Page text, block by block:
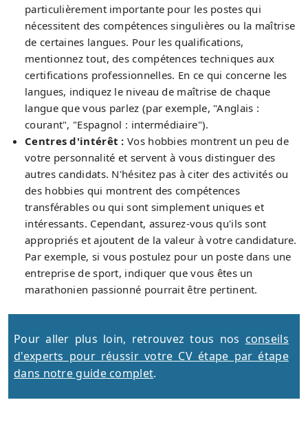
particulièrement importante pour les postes qui
nécessitent des compétences singulières ou la maîtrise
de certaines langues. Pour les qualifications,
mentionnez tout, des compétences techniques aux
certifications professionnelles. En ce qui concerne les
langues, indiquez le niveau de maîtrise de chaque
langue que vous parlez (par exemple, "Anglais :
courant", "Espagnol : intermédiaire").
Centres d'intérêt : Vos hobbies montrent un peu de
votre personnalité et servent à vous distinguer des
autres candidats. N'hésitez pas à citer des activités ou
des hobbies qui montrent des compétences
transférables ou qui sont simplement uniques et
intéressants. Cependant, assurez-vous qu'ils sont
appropriés et ajoutent de la valeur à votre candidature.
Par exemple, si vous postulez pour un poste dans une
entreprise de sport, indiquer que vous êtes un
marathonien passionné pourrait être pertinent.
Pour aller plus loin, retrouvez tous nos conseils
d'experts pour réussir votre CV étape par étape
dans notre guide complet.